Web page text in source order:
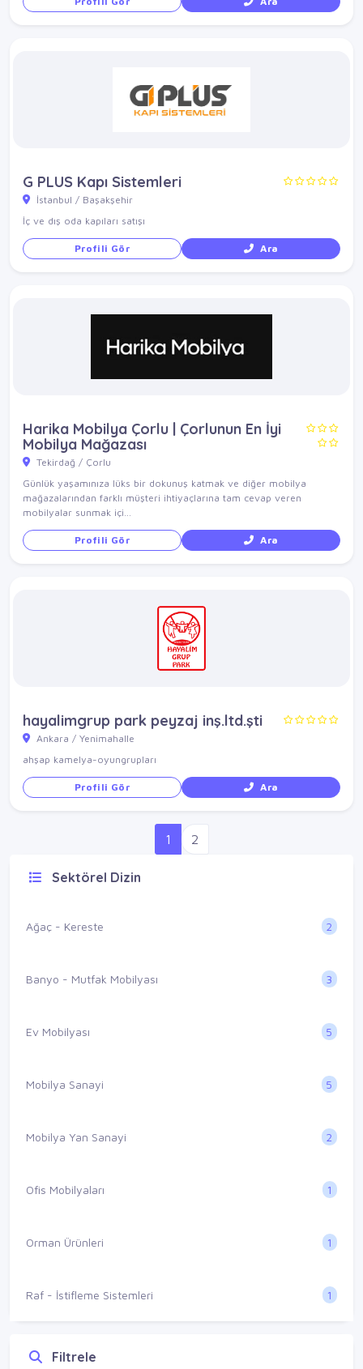
G PLUS Kapı Sistemleri
İstanbul / Başakşehir
İç ve dış oda kapıları satışı
Profili Gör Ara
Harika Mobilya Çorlu | Çorlunun En İyi
Mobilya Mağazası
Tekirdağ / Çorlu
Günlük yaşamınıza lüks bir dokunuş katmak ve diğer mobilya
mağazalarından farklı müşteri ihtiyaçlarına tam cevap veren
mobilyalar sunmak içi...
Profili Gör Ara
hayalimgrup park peyzaj inş.ltd.şti
Ankara / Yenimahalle
ahşap kamelya-oyungrupları
Profili Gör Ara
1 2
Sektörel Dizin
Ağaç - Kereste 2
Banyo - Mutfak Mobilyası 3
Ev Mobilyası 5
Mobilya Sanayi 5
Mobilya Yan Sanayi 2
Ofis Mobilyaları 1
Orman Ürünleri 1
Raf - İstifleme Sistemleri 1
Filtrele